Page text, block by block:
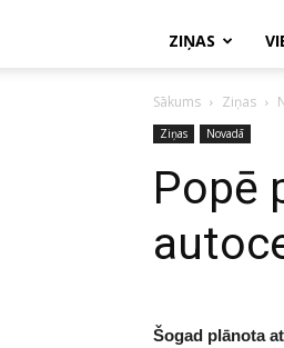
ZIŅAS
Sākums Ziņas
Ziņas Novadā
Popē
Šogad plānota